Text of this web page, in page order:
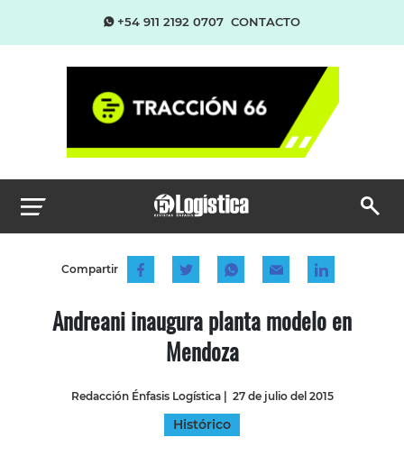
+54 911 2192 0707 CONTACTO
Compartir
Andreani inaugura planta modelo en
Mendoza
Redacción Énfasis Logística| 27 de julio del 2015
Histórico